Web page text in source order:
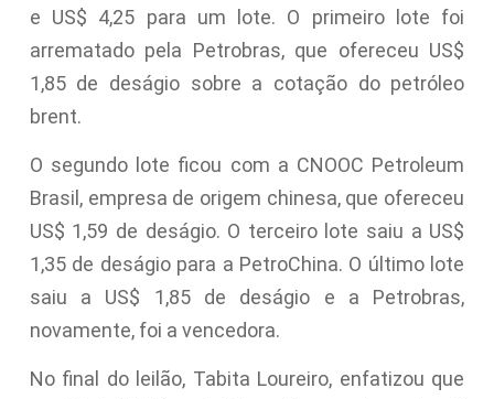
e US$ 4,25 para um lote. O primeiro lote foi
arrematado pela Petrobras, que ofereceu US$
1,85 de deságio sobre a cotação do petróleo
brent.
O segundo lote ficou com a CNOOC Petroleum
Brasil, empresa de origem chinesa, que ofereceu
US$ 1,59 de deságio. O terceiro lote saiu a US$
1,35 de deságio para a PetroChina. O último lote
saiu a US$ 1,85 de deságio e a Petrobras,
novamente, foi a vencedora.
No final do leilão, Tabita Loureiro, enfatizou que